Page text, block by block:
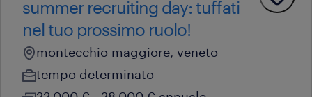
summer recruiting day: tuffati
nel tuo prossimo ruolo!
montecchio maggiore, veneto
tempo determinato